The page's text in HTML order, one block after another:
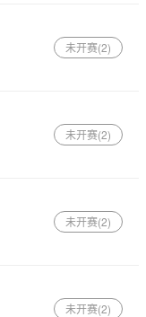
未开赛(2)
未开赛(2)
未开赛(2)
未开赛(2)